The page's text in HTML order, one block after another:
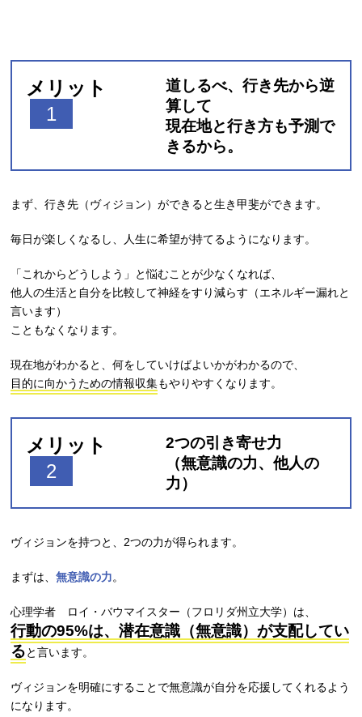
メリット
1
道しるべ、行き先から逆
算して
現在地と行き方も予測で
きるから。
まず、行き先（ヴィジョン）ができると生き甲斐ができます。
毎日が楽しくなるし、人生に希望が持てるようになります。
「これからどうしよう」と悩むことが少なくなれば、
他人の生活と自分を比較して神経をすり減らす（エネルギー漏れと
言います）
こともなくなります。
現在地がわかると、何をしていけばよいかがわかるので、
目的に向かうための情報収集もやりやすくなります。
メリット
2
2つの引き寄せ力
（無意識の力、他人の
力）
ヴィジョンを持つと、2つの力が得られます。
まずは、無意識の力。
心理学者 ロイ・バウマイスター（フロリダ州立大学）は、
行動の95%は、潜在意識（無意識）が支配してい
ると言います。
ヴィジョンを明確にすることで無意識が自分を応援してくれるよう
になります。